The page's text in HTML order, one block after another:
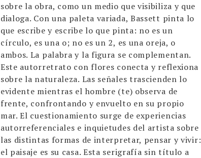
sobre la obra, como un medio que visibiliza y que
dialoga. Con una paleta variada, Bassett pinta lo
que escribe y escribe lo que pinta: no es un
círculo, es una o; no es un 2, es una oreja, o
ambos. La palabra y la figura se complementan.
Este autorretrato con flores conecta y reflexiona
sobre la naturaleza. Las señales trascienden lo
evidente mientras el hombre (te) observa de
frente, confrontando y envuelto en su propio
mar. El cuestionamiento surge de experiencias
autorreferenciales e inquietudes del artista sobre
las distintas formas de interpretar, pensar y vivir:
el paisaje es su casa. Esta serigrafía sin título a